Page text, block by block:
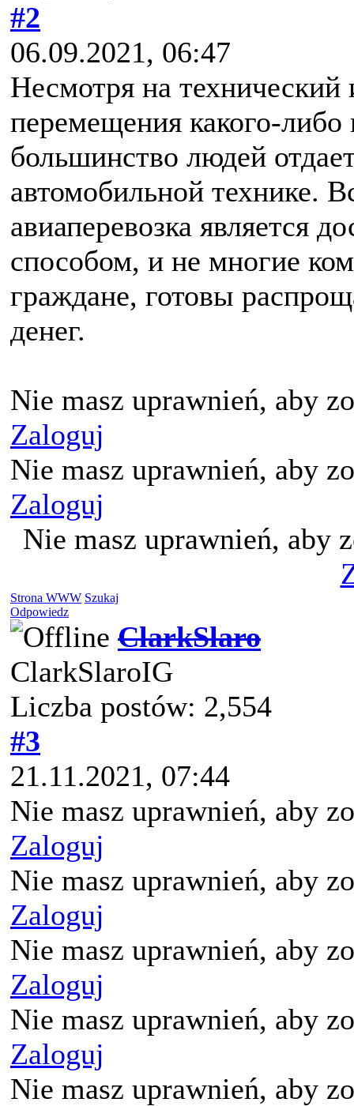
#2
06.09.2021, 06:47
Несмотря на
перемещения какого-
большинство людей
автомобильной технике.
авиаперевозка является
способом, и не многие
граждане, готовы
денег.
Nie masz uprawnień, aby
Zaloguj
Nie masz uprawnień, aby
Zaloguj
Nie masz uprawnień, aby
Strona WWW Szukaj
Odpowiedz
ClarkSlaro
ClarkSlaroIG
Liczba postów: 2,554
#3
21.11.2021, 07:44
Nie masz uprawnień, aby
Zaloguj
Nie masz uprawnień, aby
Zaloguj
Nie masz uprawnień, aby
Zaloguj
Nie masz uprawnień, aby
Zaloguj
Nie masz uprawnień, aby